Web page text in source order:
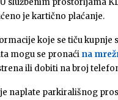
je kartično plaćanje.
koje se tiču kupnje
mogu se pronaći na
ili dobiti na broj
naplate parkirališnog